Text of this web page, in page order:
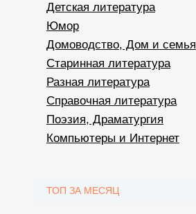
Детская литература
Юмор
Домоводство, Дом и семья
Старинная литература
Разная литература
Справочная литература
Поэзия, Драматургия
Компьютеры и Интернет
ТОП ЗА МЕСЯЦ